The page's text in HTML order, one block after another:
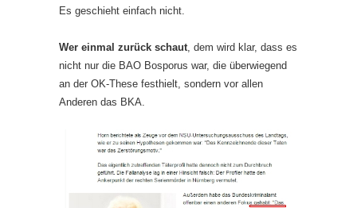
Es geschieht einfach nicht.
Wer einmal zurück schaut, dem wird klar, dass es
nicht nur die BAO Bosporus war, die überwiegend
an der OK-These festhielt, sondern vor allen
Anderen das BKA.